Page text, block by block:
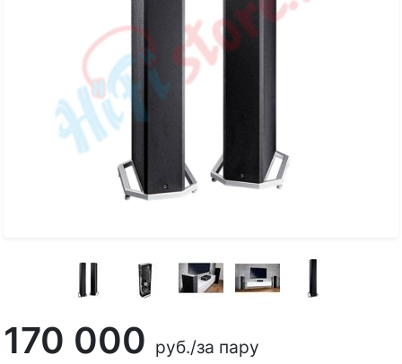
170 000 руб./за пару